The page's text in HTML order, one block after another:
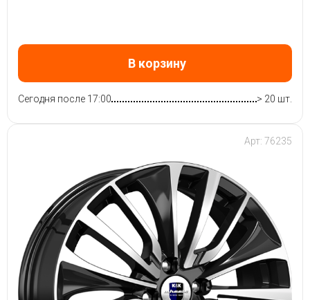
В корзину
Сегодня после 17:00 > 20 шт.
Арт: 76235